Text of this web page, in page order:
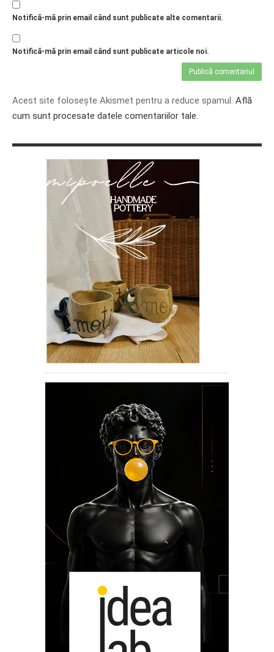
Notifică-mă prin email când sunt publicate alte comentarii.
Notifică-mă prin email când sunt publicate articole noi.
Acest site folosește Akismet pentru a reduce spamul. Află
cum sunt procesate datele comentariilor tale.